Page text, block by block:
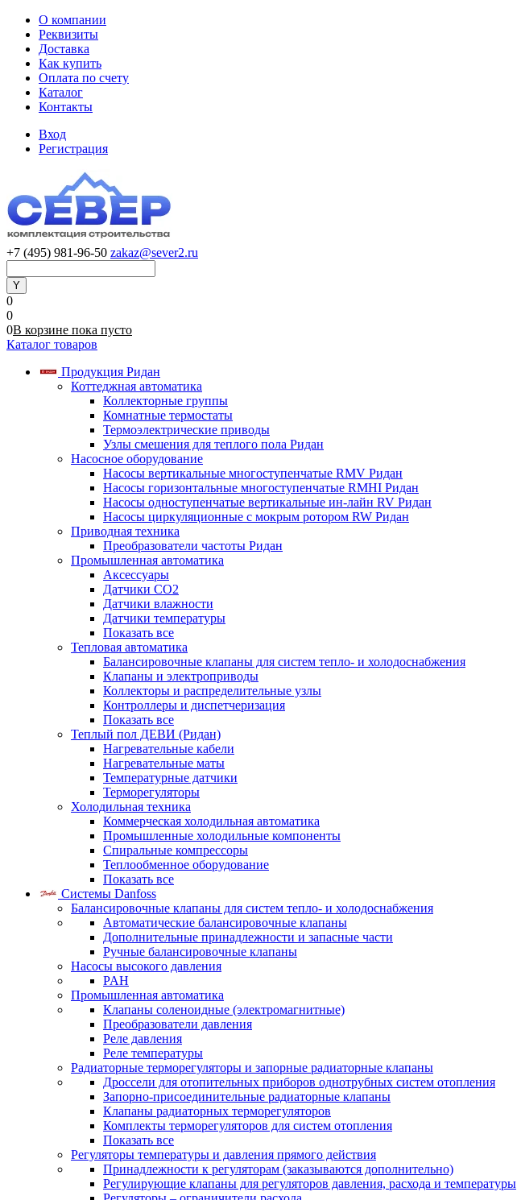
О компании
Реквизиты
Доставка
Как купить
Оплата по счету
Каталог
Контакты
Вход
Регистрация
+7 (495) 981-96-50 zakaz@sever2.ru
0
0
0В корзине пока пусто
Каталог товаров
Продукция Ридан
Коттеджная автоматика
Коллекторные группы
Комнатные термостаты
Термоэлектрические приводы
Узлы смешения для теплого пола Ридан
Насосное оборудование
Насосы вертикальные многоступенчатые RMV Ридан
Насосы горизонтальные многоступенчатые RMHI Ридан
Насосы одноступенчатые вертикальные ин-лайн RV Ридан
Насосы циркуляционные с мокрым ротором RW Ридан
Приводная техника
Преобразователи частоты Ридан
Промышленная автоматика
Аксессуары
Датчики CO2
Датчики влажности
Датчики температуры
Показать все
Тепловая автоматика
Балансировочные клапаны для систем тепло- и холодоснабжения
Клапаны и электроприводы
Коллекторы и распределительные узлы
Контроллеры и диспетчеризация
Показать все
Теплый пол ДЕВИ (Ридан)
Нагревательные кабели
Нагревательные маты
Температурные датчики
Терморегуляторы
Холодильная техника
Коммерческая холодильная автоматика
Промышленные холодильные компоненты
Спиральные компрессоры
Теплообменное оборудование
Показать все
Системы Danfoss
Балансировочные клапаны для систем тепло- и холодоснабжения
Автоматические балансировочные клапаны
Дополнительные принадлежности и запасные части
Ручные балансировочные клапаны
Насосы высокого давления
PAH
Промышленная автоматика
Клапаны соленоидные (электромагнитные)
Преобразователи давления
Реле давления
Реле температуры
Радиаторные терморегуляторы и запорные радиаторные клапаны
Дроссели для отопительных приборов однотрубных систем отопления
Запорно-присоединительные радиаторные клапаны
Клапаны радиаторных терморегуляторов
Комплекты терморегуляторов для систем отопления
Показать все
Регуляторы температуры и давления прямого действия
Принадлежности к регуляторам (заказываются дополнительно)
Регулирующие клапаны для регуляторов давления, расхода и температуры